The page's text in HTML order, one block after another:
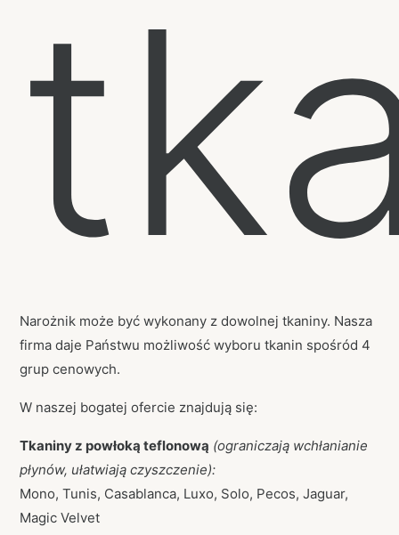
Narożnik może być wykonany z dowolnej tkaniny. Nasza
firma daje Państwu możliwość wyboru tkanin spośród 4
grup cenowych.
W naszej bogatej ofercie znajdują się:
Tkaniny z powłoką teflonową (ograniczają wchłanianie
płynów, ułatwiają czyszczenie):
Mono, Tunis, Casablanca, Luxo, Solo, Pecos, Jaguar,
Magic Velvet